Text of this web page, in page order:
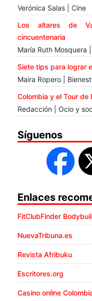
Verónica Salas | Cine
Los altares de
cincuentenaria
María Ruth Mosquera
Siete tips para lograr
Maira Ropero |
Colombia y el Tour de
Redacción | Ocio y
Síguenos
Enlaces
FitClubFinder
NuevaTribuna.es
Revista Afribuku
Escritores.org
Casino online